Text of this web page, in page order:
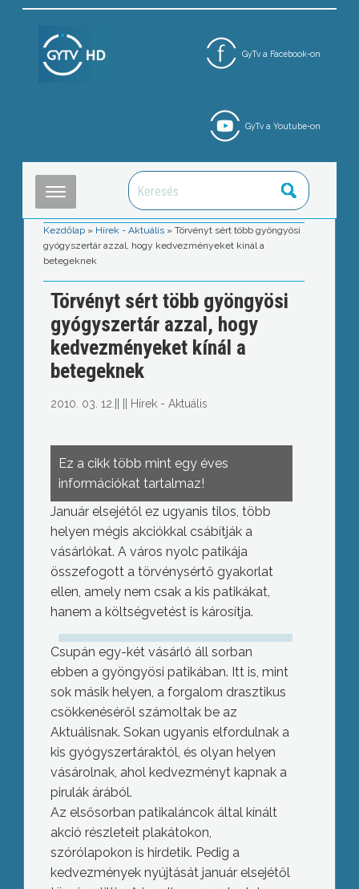
GyTv a Facebook-on
GyTv a Youtube-on
Kezdőlap » Hírek - Aktuális »Törvényt sért több gyöngyösi
gyógyszertár azzal, hogy kedvezményeket kínál a
betegeknek
Törvényt sért több gyöngyösi
gyógyszertár azzal, hogy
kedvezményeket kínál a
betegeknek
2010. 03. 12. Hírek - Aktuális
Ez a cikk több mint egy éves
információkat tartalmaz!
Január elsejétől ez ugyanis tilos, több
helyen mégis akciókkal csábítják a
vásárlókat. A város nyolc patikája
összefogott a törvénysértő gyakorlat
ellen, amely nem csak a kis patikákat,
hanem a költségvetést is károsítja.
Csupán egy-két vásárló áll sorban
ebben a gyöngyösi patikában. Itt is, mint
sok másik helyen, a forgalom drasztikus
csökkenéséről számoltak be az
Aktuálisnak. Sokan ugyanis elfordulnak a
kis gyógyszertáraktól, és olyan helyen
vásárolnak, ahol kedvezményt kapnak a
pirulák árából.
Az elsősorban patikaláncok által kínált
akció részleteit plakátokon,
szórólapokon is hirdetik. Pedig a
kedvezmények nyújtását január elsejétől